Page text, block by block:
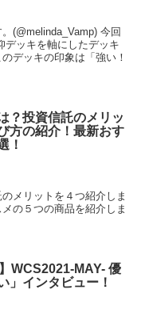
(@melinda_Vamp) 今回
デッキを軸にしたデッキ
デッキの印象は「強い！
？投資信託のメリッ
方の紹介！最新おす
！
メリットを４つ紹介しま
の５つの商品を紹介しま
WCS2021-MAY- 優
」インタビュー！